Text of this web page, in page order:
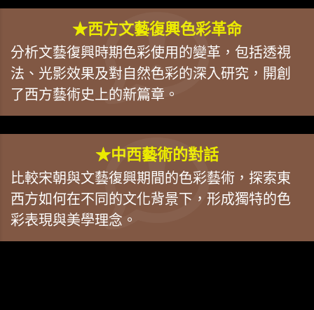
★西方文藝復興色彩革命
分析文藝復興時期色彩使用的變革，包括透視
法、光影效果及對自然色彩的深入研究，開創
了西方藝術史上的新篇章。
★中西藝術的對話
比較宋朝與文藝復興期間的色彩藝術，探索東
西方如何在不同的文化背景下，形成獨特的色
彩表現與美學理念。